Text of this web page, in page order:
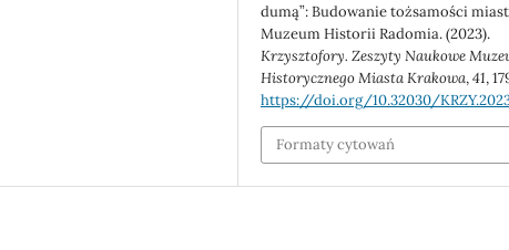
dumą”: Budowanie tożsamości
Muzeum Historii Radomia. (2023).
Krzysztofory. Zeszyty Naukowe
Historycznego Miasta Krakowa,41,
https://doi.org/10.32030/
Formaty cytowań